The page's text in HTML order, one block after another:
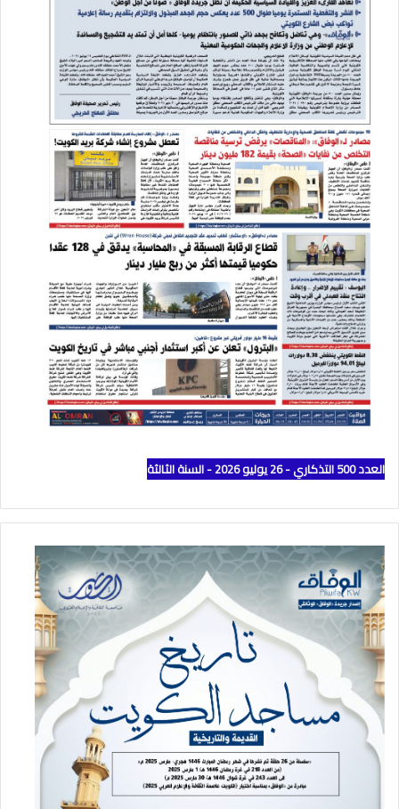
العدد 500 التذكاري - 26 يوليو 2026 - السنة الثالثة